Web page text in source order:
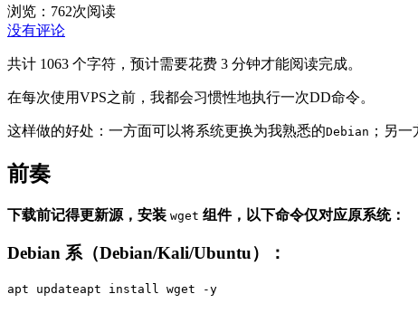
浏览：762次阅读
没有评论
共计 1063 个字符，预计需要花费 3 分钟才能阅读完成。
在每次使用VPS之前，我都会习惯性地执行一次DD命令。
这样做的好处：一方面可以将系统更换为我熟悉的Debian ；另
前奏
下载前记得更新源，安装 wget 组件，以下命令仅对应原系统：
Debian 系（Debian/Kali/Ubuntu）：
apt updateapt install wget -y